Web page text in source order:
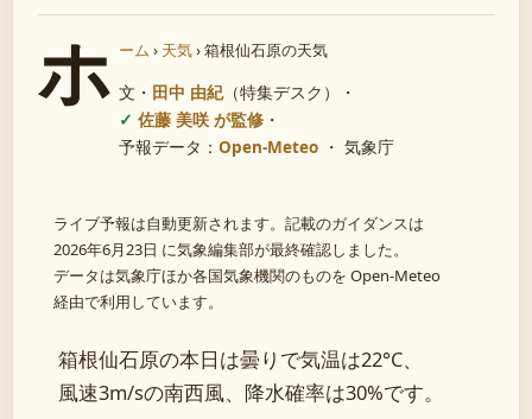
ホ ーム › 天気›箱根仙石原の天気
文・ 田中 由紀（特集デスク）
・
佐藤 美咲 が監修 ・
予報データ： Open-Meteo ・ 気象庁
ライブ予報は自動更新されます。記載のガイダンスは
2026年6月23日 に気象編集部が最終確認しました。
データは気象庁ほか各国気象機関のものを Open-Meteo
経由で利用しています。
箱根仙石原の本日は曇りで気温は22°C、
風速3m/sの南西風、降水確率は30%です。